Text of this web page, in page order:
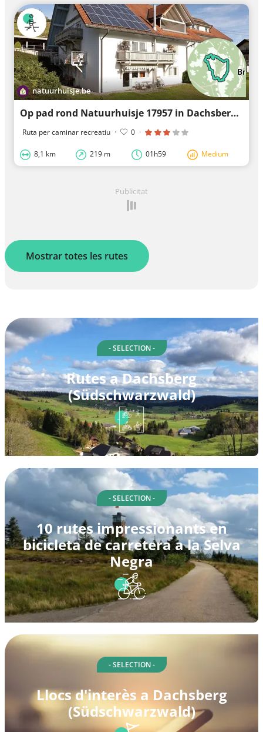
natuurhuisje.be
Op pad rond Natuurhuisje 17957 in Dachsberg (Südschwarzwald)
Ruta per caminar recreatiu · 0 ·
8,1 km 219 m 01h59 Medium
Publicitat
Mostrar totes les rutes
- SELECTION -
Rutes a Dachsberg
(Südschwarzwald)
- SELECTION -
10 rutes impressionants en
bicicleta de carretera a la Selva
Negra
- SELECTION -
Llocs d'interès a Dachsberg
(Südschwarzwald)